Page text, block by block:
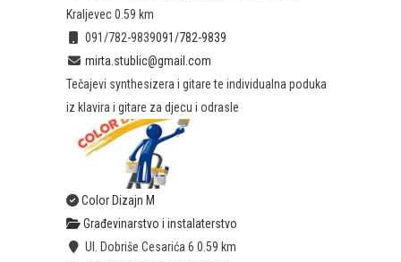
Kraljevec0.59 km
091/782-9839091/782-9839
mirta.stublic@gmail.com
Tečajevi synthesizera i gitare te individualna poduka
iz klavira i gitare za djecu i odrasle
Color Dizajn M
Građevinarstvo i instalaterstvo
Ul. Dobriše Cesarića 6 0.59 km